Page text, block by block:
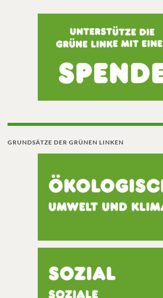
GRUNDSÄTZE DER GRÜNEN LINKEN